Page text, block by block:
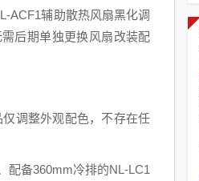
ACF1辅助散热风扇黑化调
后期单独更换风扇改装配
调整外观配色，不存在任
配备360mm冷排的NL-LC1